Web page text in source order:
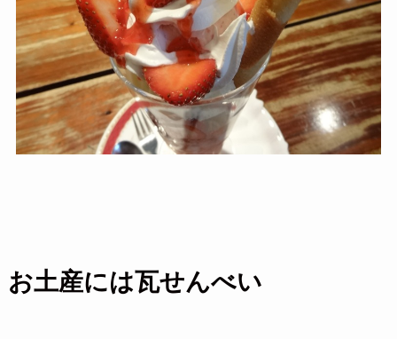
お土産には瓦せんべい